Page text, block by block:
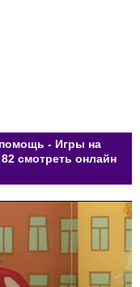
- Игры на
смотреть онлайн